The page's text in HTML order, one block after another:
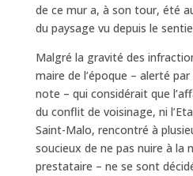
de ce mur a, à son tour, été
du paysage vu depuis le
Malgré la gravité des
maire de l’époque – alerté
note – qui considérait que
du conflit de voisinage, ni
Saint-Malo, rencontré à
soucieux de ne pas nuire à la
prestataire – ne se sont